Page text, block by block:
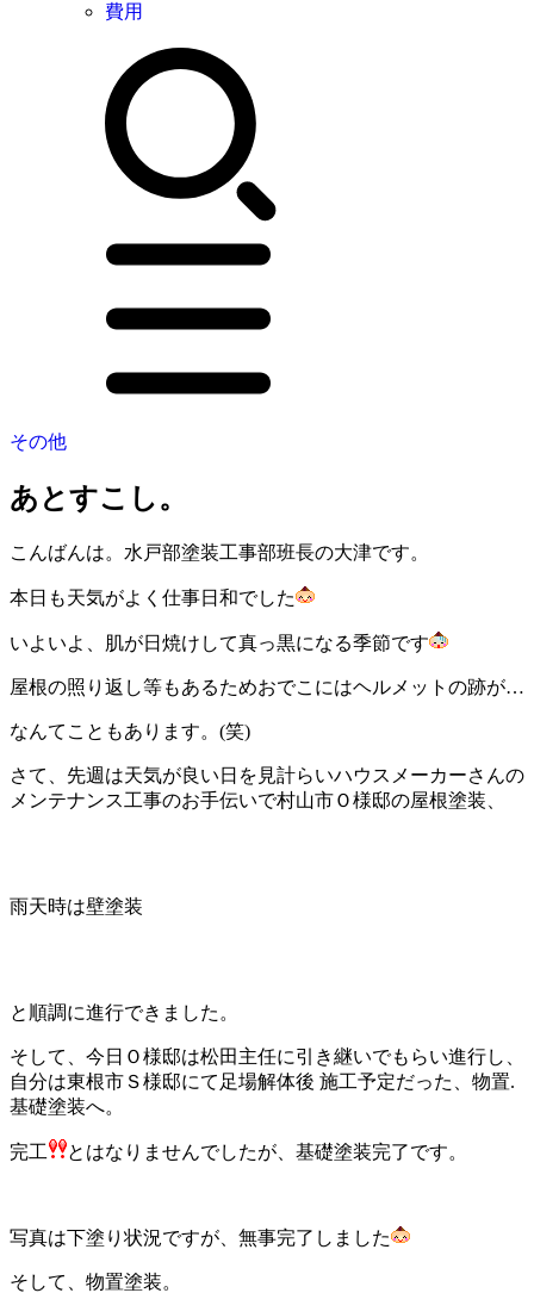
費用
その他
あとすこし。
こんばんは。水戸部塗装工事部班長の大津です。
本日も天気がよく仕事日和でした
いよいよ、肌が日焼けして真っ黒になる季節です
屋根の照り返し等もあるためおでこにはヘルメットの跡が…
なんてこともあります。(笑)
さて、先週は天気が良い日を見計らいハウスメーカーさんの
メンテナンス工事のお手伝いで村山市Ｏ様邸の屋根塗装、
雨天時は壁塗装
と順調に進行できました。
そして、今日Ｏ様邸は松田主任に引き継いでもらい進行し、
自分は東根市Ｓ様邸にて足場解体後 施工予定だった、物置.
基礎塗装へ。
完工 とはなりませんでしたが、基礎塗装完了です。
写真は下塗り状況ですが、無事完了しました
そして、物置塗装。